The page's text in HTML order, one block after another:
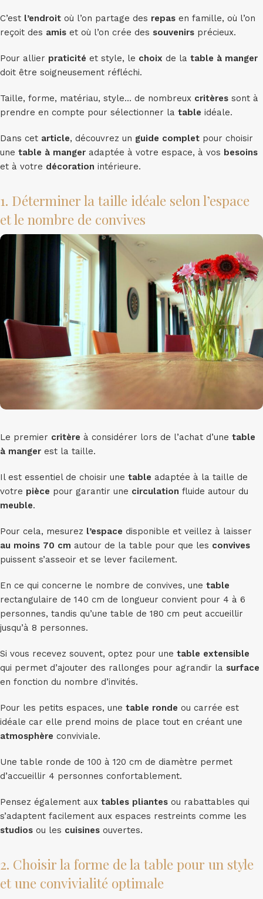
C’est l’endroit où l’on partage des repas en famille, où l’on
reçoit des amis et où l’on crée des souvenirs précieux.
Pour allier praticité et style, le choix de la table à manger
doit être soigneusement réfléchi.
Taille, forme, matériau, style… de nombreux critères sont à
prendre en compte pour sélectionner la table idéale.
Dans cet article, découvrez un guide complet pour choisir
une table à manger adaptée à votre espace, à vos besoins
et à votre décoration intérieure.
1. Déterminer la taille idéale selon l’espace
et le nombre de convives
Le premier critère à considérer lors de l’achat d’une table
à manger est la taille.
Il est essentiel de choisir une table adaptée à la taille de
votre pièce pour garantir une circulation fluide autour du
meuble.
Pour cela, mesurez l’espace disponible et veillez à laisser
au moins 70 cm autour de la table pour que les convives
puissent s’asseoir et se lever facilement.
En ce qui concerne le nombre de convives, une table
rectangulaire de 140 cm de longueur convient pour 4 à 6
personnes, tandis qu’une table de 180 cm peut accueillir
jusqu’à 8 personnes.
Si vous recevez souvent, optez pour une table extensible
qui permet d’ajouter des rallonges pour agrandir la surface
en fonction du nombre d’invités.
Pour les petits espaces, une table ronde ou carrée est
idéale car elle prend moins de place tout en créant une
atmosphère conviviale.
Une table ronde de 100 à 120 cm de diamètre permet
d’accueillir 4 personnes confortablement.
Pensez également aux tables pliantes ou rabattables qui
s’adaptent facilement aux espaces restreints comme les
studios ou les cuisines ouvertes.
2. Choisir la forme de la table pour un style
et une convivialité optimale